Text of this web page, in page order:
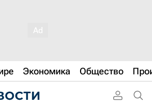
Экономика Общество